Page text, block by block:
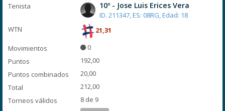
10º - Jose Luis Erices Vera
ID. 211347, ES: 08RG, Edad: 18
21,31
0
192,00
20,00
212,00
8 de 9